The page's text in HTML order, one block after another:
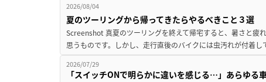
2026/08/04
夏のツーリングから帰ってきたらやるべきこと３選
Screenshot 真夏のツーリングを終えて帰宅すると、暑さと疲
思うものです。しかし、走行直後のバイクには虫汚れが付着
2026/07/29
「スイッチONで明らかに違いを感じる…」あらゆる